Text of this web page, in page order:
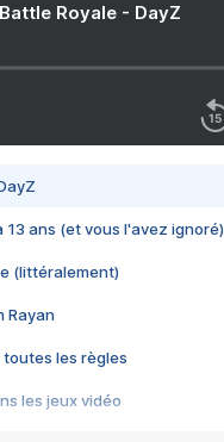
Royale - DayZ
13 ans (et vous l'avez ignoré)
(littéralement)
Rayan
toutes les règles
les jeux vidéo